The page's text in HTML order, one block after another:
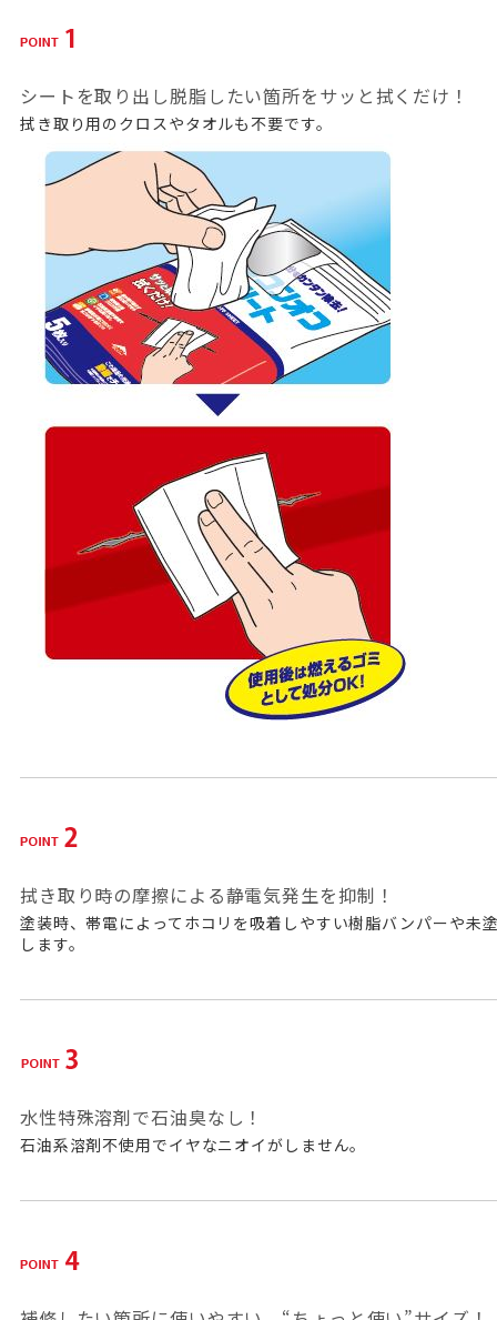
シートを取り出し脱脂したい箇所をサッと拭くだけ！
拭き取り用のクロスやタオルも不要です。
拭き取り時の摩擦による静電気発生を抑制！
塗装時、帯電によってホコリを吸着しやすい樹脂バンパーや未
します。
水性特殊溶剤で石油臭なし！
石油系溶剤不使用でイヤなニオイがしません。